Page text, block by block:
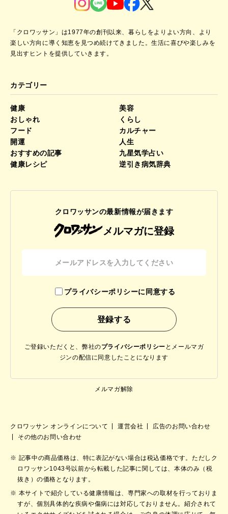
「クロワッサン」は1977年の創刊以来、暮らしをよりよい方向、より
楽しい方向に導く知恵を見つめ続けてきました。生活に喜びや楽しみを
見出すヒントを提供していきます。
カテゴリー
健康
美容
おしゃれ
くらし
フード
カルチャー
開運
人生
おすすめの記事
九星気学占い
健康レシピ
逆引き病気辞典
クロワッサンの最新情報が届きます
メルマガに登録
プライバシーポリシーに同意する
ご登録いただくと、弊社のプライバシーポリシー と メールマガ
ジンの配信に同意したことになります
メルマガ解除
クロワッサン オンラインについて 運営会社
広告のお問い合わせ
その他のお問い合わせ
記事中の商品価格は、特に表記がない場合は税込価格です。ただしク
ロワッサン1043号以前から転載した記事に関しては、本体のみ（税
抜き）の価格となります。
本サイトで紹介している健康情報は、専門家への取材を行っておりま
すが、個別具体的な疾病や傷病には対応しておりません。紹介されて